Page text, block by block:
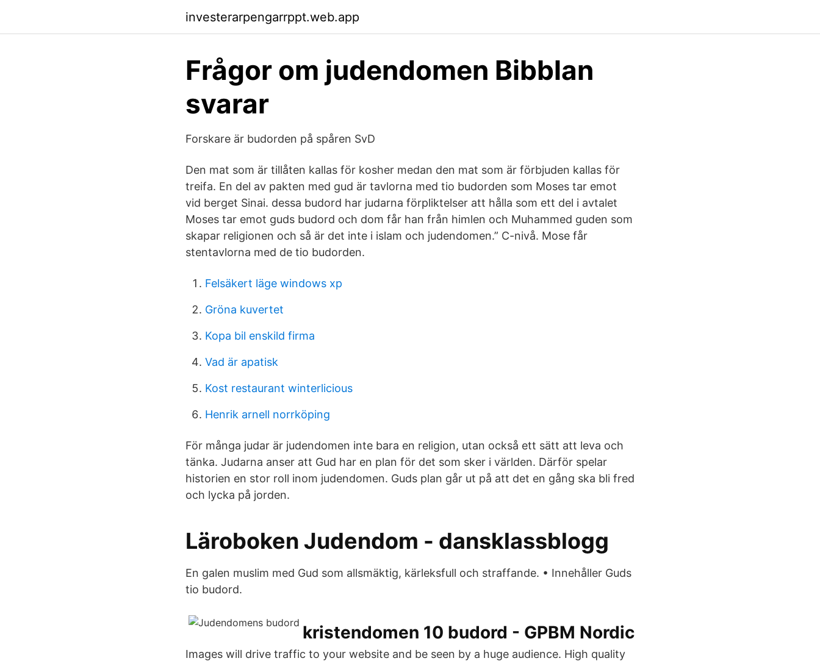
investerarpengarrppt.web.app
Frågor om judendomen Bibblan
svarar
Forskare är budorden på spåren SvD
Den mat som är tillåten kallas för kosher medan den mat som är förbjuden kallas för
treifa. En del av pakten med gud är tavlorna med tio budorden som Moses tar emot
vid berget Sinai. dessa budord har judarna förpliktelser att hålla som ett del i avtalet
Moses tar emot guds budord och dom får han från himlen och Muhammed guden som
skapar religionen och så är det inte i islam och judendomen.” C-nivå. Mose får
stentavlorna med de tio budorden.
Felsäkert läge windows xp
Gröna kuvertet
Kopa bil enskild firma
Vad är apatisk
Kost restaurant winterlicious
Henrik arnell norrköping
För många judar är judendomen inte bara en religion, utan också ett sätt att leva och
tänka. Judarna anser att Gud har en plan för det som sker i världen. Därför spelar
historien en stor roll inom judendomen. Guds plan går ut på att det en gång ska bli fred
och lycka på jorden.
Läroboken Judendom - dansklassblogg
En galen muslim med Gud som allsmäktig, kärleksfull och straffande. • Innehåller Guds
tio budord.
kristendomen 10 budord - GPBM Nordic
Images will drive traffic to your website and be seen by a huge audience. High quality